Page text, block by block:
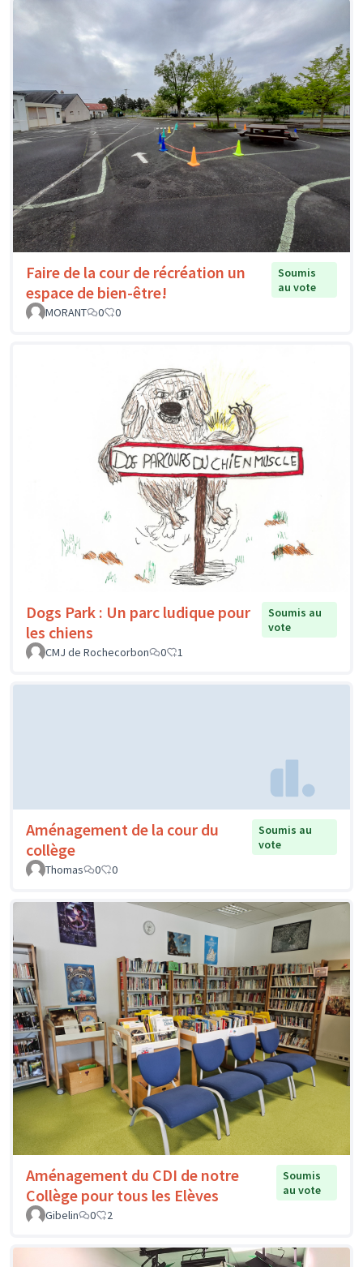
Faire de la cour de récréation un
espace de bien-être!
Soumis
au vote
MORANT
0 0
Dogs Park : Un parc ludique pour
les chiens
Soumis au
vote
CMJ de Rochecorbon
0 1
Aménagement de la cour du
collège
Soumis au
vote
Thomas
0 0
Aménagement du CDI de notre
Collège pour tous les Elèves
Soumis
au vote
Gibelin
0 2